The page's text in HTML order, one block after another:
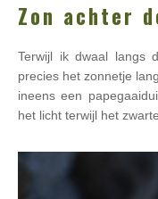
Zon achter
Terwijl ik dwaal langs
precies het zonnetje
ineens een
het licht terwijl het